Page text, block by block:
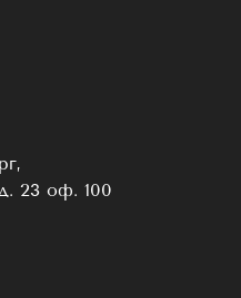
23 оф. 100